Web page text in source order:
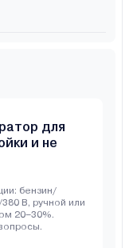
для
и не
бензин/
В, ручной или
20–30%.